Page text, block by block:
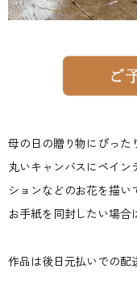
母の日の贈り物にぴった
丸いキャンバスにペイ
ションなどのお花を描い
お手紙を同封したい場合
作品は後日元払いでの配